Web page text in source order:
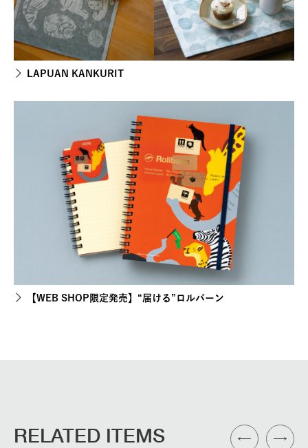
LAPUAN KANKURIT
【WEB SHOP限定発売】“届ける”ロルバーン
RELATED ITEMS